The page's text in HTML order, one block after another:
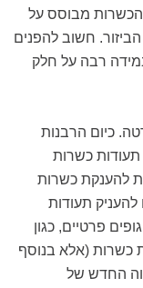
הכשרות מבוסס על
הביזור. חשוב להפנים
רבה על חלק
כיום הרבנות
כשרות
להענקת כשרות
להעניק תעודות
פרטיים, כגון
כשרות (אלא בנוסף
החדש של